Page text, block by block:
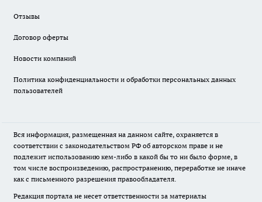
Отзывы
Договор оферты
Новости компаний
Политика конфиденциальности и обработки персональных данных
пользователей
Вся информация, размещенная на данном сайте, охраняется в
соответствии с законодательством РФ об авторском праве и не
подлежит использованию кем-либо в какой бы то ни было форме, в
том числе воспроизведению, распространению, переработке не иначе
как с письменного разрешения правообладателя.
Редакция портала не несет ответственности за материалы